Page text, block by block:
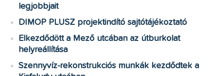
legjobbjait
DIMOP PLUSZ projektindító sajtótájékoztató
Elkezdődött a Mező utcában az útburkolat
helyreállítása
Szennyvíz-rekonstrukciós munkák kezdődtek a